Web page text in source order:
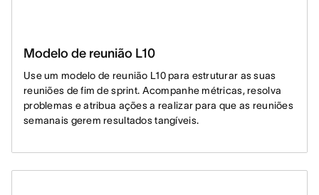
Modelo de reunião L10
Use um modelo de reunião L10 para estruturar as suas
reuniões de fim de sprint. Acompanhe métricas, resolva
problemas e atribua ações a realizar para que as reuniões
semanais gerem resultados tangíveis.